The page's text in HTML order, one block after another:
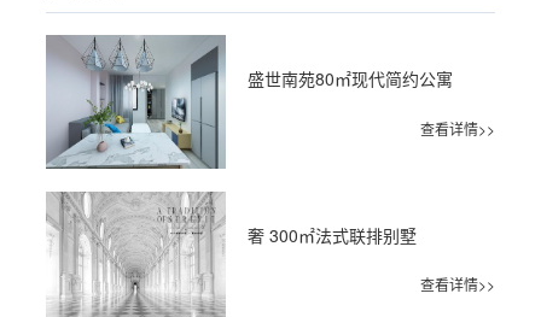
盛世南苑80㎡现代简约公寓
查看详情>>
奢 300㎡法式联排别墅
查看详情>>